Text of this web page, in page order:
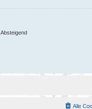
Absteigend
Alle